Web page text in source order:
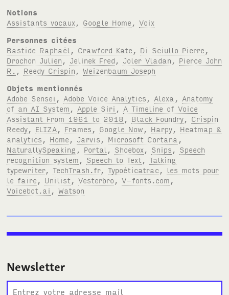
Notions
Assistants vocaux
Google Home ,Voix
Personnes citées
Bastide Raphaël
Crawford Kate Di Sciullo Pierre
Drochon Julien
Jelinek Fred Joler Vladan
Pierce John
R.
Reedy Crispin ,Weizenbaum Joseph
Objets mentionnés
Adobe Sensei
Adobe Voice Analytics Alexa
Anatomy
of an AI System
Apple Siri
A Timeline of Voice
Assistant From 1961 to 2018
Black Foundry
Crispin
Reedy
ELIZA Frames Google Now Harpy
Heatmap &
analytics
Home Jarvis Microsoft Cortana
NaturallySpeaking
Portal Shoebox Snips
Speech
recognition system
Speech to Text ,Talking
typewriter,TechTrash.fr,Typoéticatrac
les mots pour
le faire
Unilist ,Vesterbro ,V-fonts.com
Voicebot.ai
,Watson
Newsletter